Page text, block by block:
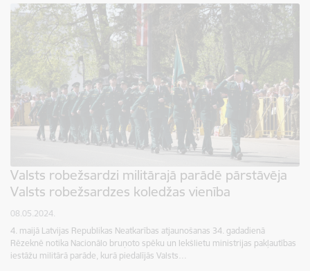
Valsts robežsardzi militārajā parādē pārstāvēja
Valsts robežsardzes koledžas vienība
08.05.2024.
4. maijā Latvijas Republikas Neatkarības atjaunošanas 34. gadadienā
Rēzeknē notika Nacionālo bruņoto spēku un Iekšlietu ministrijas pakļautības
iestāžu militārā parāde, kurā piedalījās Valsts…